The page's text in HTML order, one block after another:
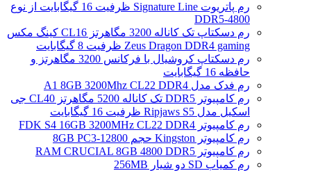
رم پاتریوت Signature Line ظرفیت 16 گیگابایت از نوع
DDR5-4800
رم دسکتاپ تک کاناله 3200 مگاهرتز CL16 کینگ مکس
Zeus Dragon DDR4 gaming ظرفیت 8 گیگابایت
رم دسکتاپ کروشیال با فرکانس 3200 مگاهرتز و
حافظه 16 گیگابایت
رم فدک مدل A1 8GB 3200Mhz CL22 DDR4
رم کامپیوتر DDR5 تک کاناله 5200 مگاهرتز CL40 جی
اسکیل مدل Ripjaws S5 ظرفیت 16 گیگابایت
رم کامپیوتر FDK S4 16GB 3200MHz CL22 DDR4
رم کامپیوتر Kingston حجم 8GB PC3-12800
رم کامپیوتر RAM CRUCIAL 8GB 4800 DDR5
رم کمیاب SD دو شیار 256MB